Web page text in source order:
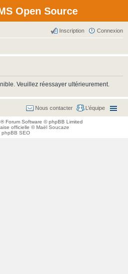
Open Source
Connexion
Inscription
Veuillez réessayer ultérieurement.
L’équipe
Nous contacter
® Forum Software © phpBB Limited
officielle ©Maël Soucaze
phpBB SEO